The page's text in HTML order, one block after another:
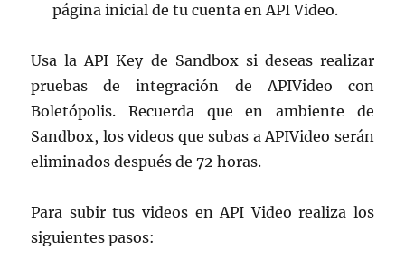
página inicial de tu cuenta en API Video.
Usa la API Key de Sandbox si deseas realizar
pruebas de integración de APIVideo con
Boletópolis. Recuerda que en ambiente de
Sandbox, los videos que subas a APIVideo serán
eliminados después de 72 horas.
Para subir tus videos en API Video realiza los
siguientes pasos: